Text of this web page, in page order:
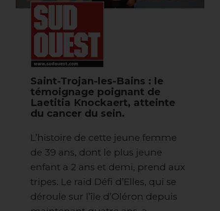
Saint-Trojan-les-Bains : le
témoignage poignant de
Laetitia Knockaert, atteinte
du cancer du sein.
L’histoire de cette jeune femme
de 39 ans, dont le plus jeune
enfant a 2 ans et demi, prend aux
tripes. Le raid Défi d’Elles, qui se
déroule sur l’île d’Oléron depuis